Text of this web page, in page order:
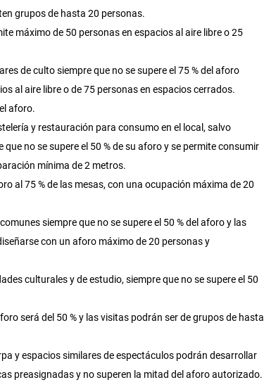
grupos de hasta 20 personas.
máximo de 50 personas en espacios al aire libre o 25
de culto siempre que no se supere el 75 % del aforo
al aire libre o de 75 personas en espacios cerrados.
aforo.
y restauración para consumo en el local, salvo
no se supere el 50 % de su aforo y se permite consumir
mínima de 2 metros.
al 75 % de las mesas, con una ocupación máxima de 20
siempre que no se supere el 50 % del aforo y las
con un aforo máximo de 20 personas y
culturales y de estudio, siempre que no se supere el 50
será del 50 % y las visitas podrán ser de grupos de hasta
y espacios similares de espectáculos podrán desarrollar
preasignadas y no superen la mitad del aforo autorizado.